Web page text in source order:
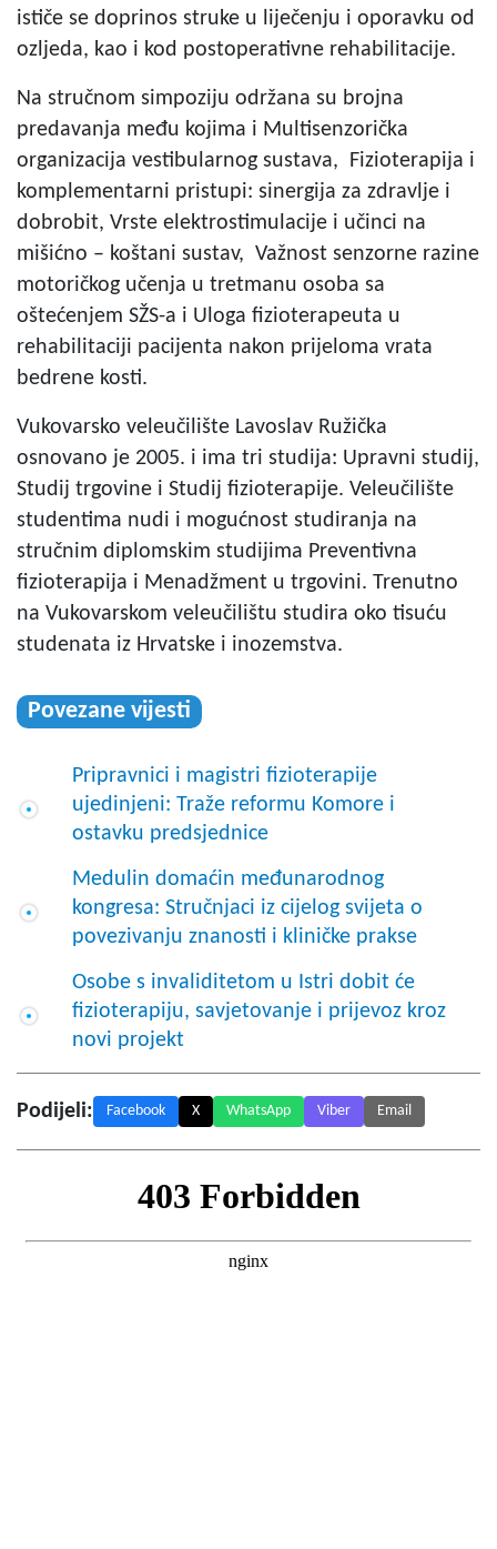
ističe se doprinos struke u liječenju i oporavku od
ozljeda, kao i kod postoperativne rehabilitacije.
Na stručnom simpoziju održana su brojna
predavanja među kojima i Multisenzorička
organizacija vestibularnog sustava, Fizioterapija i
komplementarni pristupi: sinergija za zdravlje i
dobrobit, Vrste elektrostimulacije i učinci na
mišićno – koštani sustav, Važnost senzorne razine
motoričkog učenja u tretmanu osoba sa
oštećenjem SŽS-a i Uloga fizioterapeuta u
rehabilitaciji pacijenta nakon prijeloma vrata
bedrene kosti.
Vukovarsko veleučilište Lavoslav Ružička
osnovano je 2005. i ima tri studija: Upravni studij,
Studij trgovine i Studij fizioterapije. Veleučilište
studentima nudi i mogućnost studiranja na
stručnim diplomskim studijima Preventivna
fizioterapija i Menadžment u trgovini. Trenutno
na Vukovarskom veleučilištu studira oko tisuću
studenata iz Hrvatske i inozemstva.
Povezane vijesti
Pripravnici i magistri fizioterapije
ujedinjeni: Traže reformu Komore i
ostavku predsjednice
Medulin domaćin međunarodnog
kongresa: Stručnjaci iz cijelog svijeta o
povezivanju znanosti i kliničke prakse
Osobe s invaliditetom u Istri dobit će
fizioterapiju, savjetovanje i prijevoz kroz
novi projekt
Podijeli: Facebook X WhatsApp Viber Email